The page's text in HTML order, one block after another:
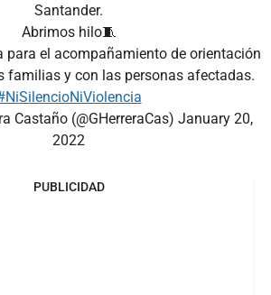
Santander.
Abrimos hilo🧵
para el acompañamiento de orientación
familias y con las personas afectadas.
Castaño (@GHerreraCas) January 20,
2022
PUBLICIDAD